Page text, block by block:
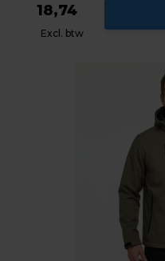
18,74
Excl. btw